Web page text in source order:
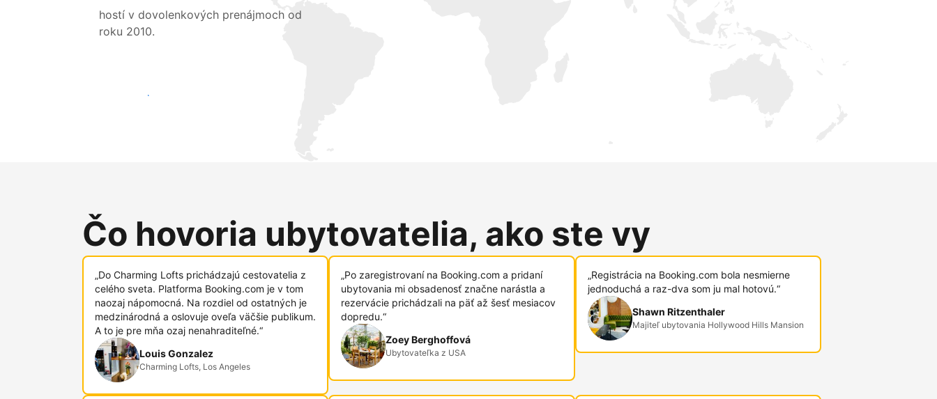
hostí v dovolenkových prenájmoch od
roku 2010.
Osloviť nových hostí
Čo hovoria ubytovatelia, ako ste vy
„Do Charming Lofts prichádzajú cestovatelia z
celého sveta. Platforma Booking.com je v tom
naozaj nápomocná. Na rozdiel od ostatných je
medzinárodná a oslovuje oveľa väčšie publikum.
A to je pre mňa ozaj nenahraditeľné.“
Louis Gonzalez
Charming Lofts, Los Angeles
„Po zaregistrovaní na Booking.com a pridaní
ubytovania mi obsadenosť značne narástla a
rezervácie prichádzali na päť až šesť mesiacov
dopredu.“
Zoey Berghoffová
Ubytovateľka z USA
„Registrácia na Booking.com bola nesmierne
jednoduchá a raz-dva som ju mal hotovú.“
Shawn Ritzenthaler
Majiteľ ubytovania Hollywood Hills Mansion